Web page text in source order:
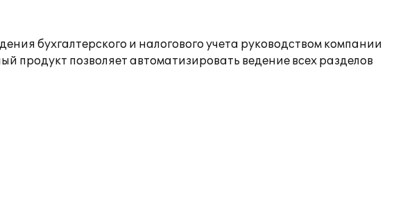
бухгалтерского и налогового учета руководством компании
позволяет автоматизировать ведение всех разделов